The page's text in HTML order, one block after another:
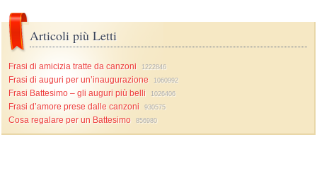
Articoli più Letti
Frasi di amicizia tratte da canzoni 1222846
Frasi di auguri per un’inaugurazione 1060992
Frasi Battesimo – gli auguri più belli 1026406
Frasi d’amore prese dalle canzoni 930575
Cosa regalare per un Battesimo 856980